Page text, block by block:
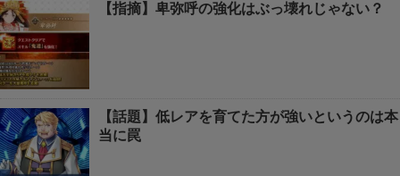
【指摘】卑弥呼の強化はぶっ壊れじゃない？
【話題】低レアを育てた方が強いというのは本
当に罠